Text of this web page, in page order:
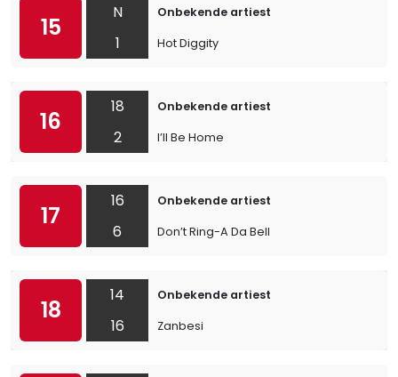
15
N
1
Onbekende artiest
Hot Diggity
16
18
2
Onbekende artiest
I’ll Be Home
17
16
6
Onbekende artiest
Don’t Ring-A Da Bell
18
14
16
Onbekende artiest
Zanbesi